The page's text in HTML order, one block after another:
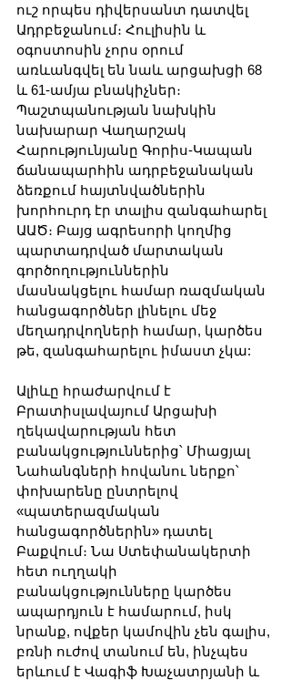
ուշ որպես դիվերսանտ դատվել
Ադրբեջանում։ Հուլիսին և
օգոստոսին չորս օրում
առևանգվել են նաև արցախցի 68
և 61-ամյա բնակիչներ։
Պաշտպանության նախկին
նախարար Վաղարշակ
Հարությունյանը Գորիս-Կապան
ճանապարհին ադրբեջանական
ձեռքում հայտնվածներին
խորհուրդ էր տալիս զանգահարել
ԱԱԾ։ Բայց ագրեսորի կողմից
պարտադրված մարտական ​​
գործողություններին
մասնակցելու համար ռազմական
հանցագործներ լինելու մեջ
մեղադրվողների համար, կարծես
թե, զանգահարելու իմաստ չկա:
Ալիևը հրաժարվում է
Բրատիսլավայում Արցախի
ղեկավարության հետ
բանակցություններից՝ Միացյալ
Նահանգների հովանու ներքո՝
փոխարենը ընտրելով
«պատերազմական
հանցագործներին» դատել
Բաքվում։ Նա Ստեփանակերտի
հետ ուղղակի
բանակցությունները կարծես
ապարդյուն է համարում, իսկ
նրանք, ովքեր կամովին չեն գալիս,
բռնի ուժով տանում են, ինչպես
երևում է Վագիֆ Խաչատրյանի և